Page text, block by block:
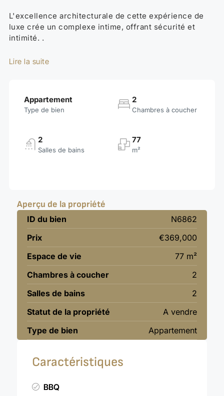
L'excellence architecturale de cette expérience de
luxe crée un complexe intime, offrant sécurité et
intimité. .
Lire la suite
Appartement
Type de bien
2
Chambres à coucher
2
Salles de bains
77
m²
Aperçu de la propriété
ID du bien
N6862
Prix
€369,000
Espace de vie
77 m²
Chambres à coucher
2
Salles de bains
2
Statut de la propriété
A vendre
Type de bien
Appartement
Caractéristiques
BBQ